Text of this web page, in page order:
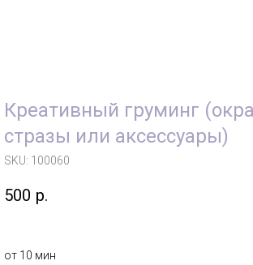
Креативный груминг
стразы или аксессуары)
SKU: 100060
500 р.
от 10 мин